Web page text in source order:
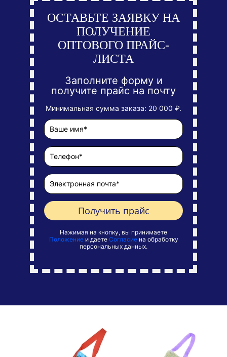
ОСТАВЬТЕ ЗАЯВКУ НА
ПОЛУЧЕНИЕ
ОПТОВОГО ПРАЙС-
ЛИСТА
Заполните форму и
получите прайс на почту
Минимальная сумма заказа: 20 000 ₽.
Получить прайс
Нажимая на кнопку, вы принимаете
Положениеи даете Согласиена обработку
персональных данных.